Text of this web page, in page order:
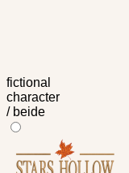
fictional
character
/ beide